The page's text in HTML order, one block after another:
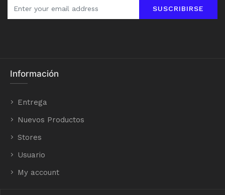
SUSCRIBIRSE
Información
Entrega
Nuevos Productos
Stores
Usuario
My account